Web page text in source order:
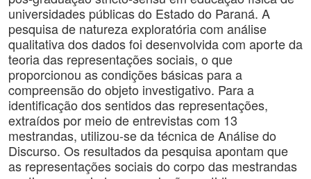
universidades públicas do Estado do Paraná. A
pesquisa de natureza exploratória com análise
qualitativa dos dados foi desenvolvida com aporte da
teoria das representações sociais, o que
proporcionou as condições básicas para a
compreensão do objeto investigativo. Para a
identificação dos sentidos das representações,
extraídos por meio de entrevistas com 13
mestrandas, utilizou-se da técnica de Análise do
Discurso. Os resultados da pesquisa apontam que
as representações sociais do corpo das mestrandas